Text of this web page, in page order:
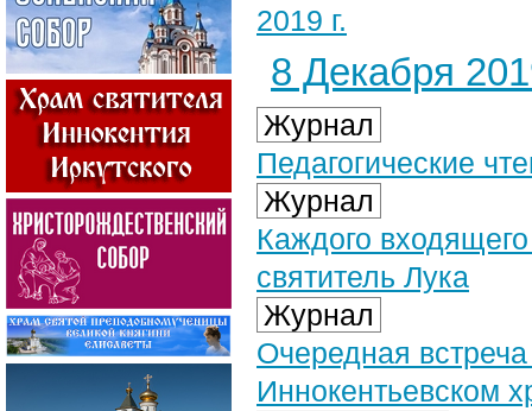
2019 г.
8 Декабря
Журнал
Педагогические
Журнал
Каждого
святитель Лука
Журнал
Очередная
Иннокентьевском